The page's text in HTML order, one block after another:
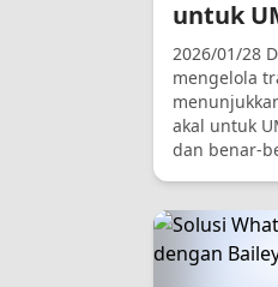
untuk
2026/01/28
mengelola
akal untuk
dan benar-